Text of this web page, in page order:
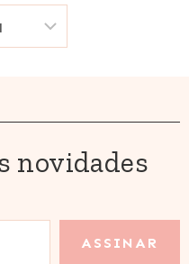
novidades
ASSINAR